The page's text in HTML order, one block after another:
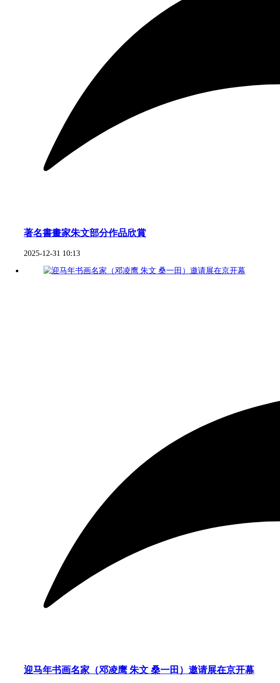
著名書畫家朱文部分作品欣賞
2025-12-31 10:13
迎马年书画名家（邓凌鹰 朱文 桑一田）邀请展在京开幕